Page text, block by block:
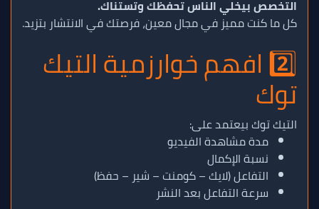
التخصص بيخلي الناس تحفظك وتستناك.
كل ما كنت مميز في مجال معين، فرصتك في الانتشار بتزيد.
2️⃣ افهم خوارزمية التيك
توك
التيك توك بيعتمد على:
مدة مشاهدة الفيديو
نسبة الإكمال
التفاعل (لايك – كومنت – شير – حفظ)
سرعة التفاعل بعد النشر